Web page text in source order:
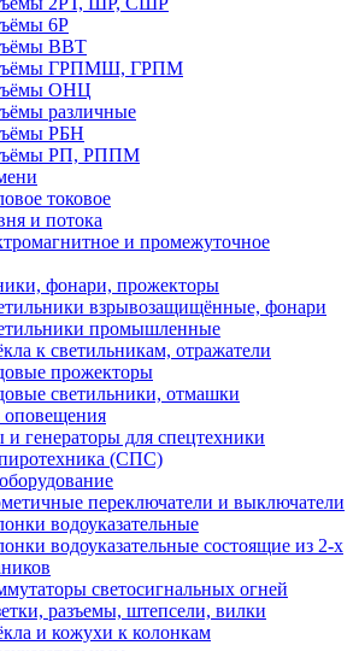
6Р
ВВТ
ГРПМШ, ГРПМ
ОНЦ
различные
РБН
РП, РППМ
токовое
и потока
и промежуточное
фонари, прожекторы
взрывозащищённые, фонари
промышленные
к светильникам, отражатели
прожекторы
светильники, отмашки
и генераторы для спецтехники
(СПС)
переключатели и выключатели
водоуказательные
водоуказательные состоящие из 2-х
светосигнальных огней
разъемы, штепсели, вилки
и кожухи к колонкам